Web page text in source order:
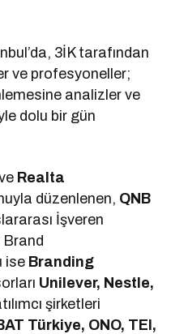
3İK tarafından
ve profesyoneller;
analizler ve
dolu bir gün
Realta
düzenlenen, QNB
İşveren
Brand
ise Branding
Unilever, Nestle,
şirketleri
Türkiye, ONO, TEI,